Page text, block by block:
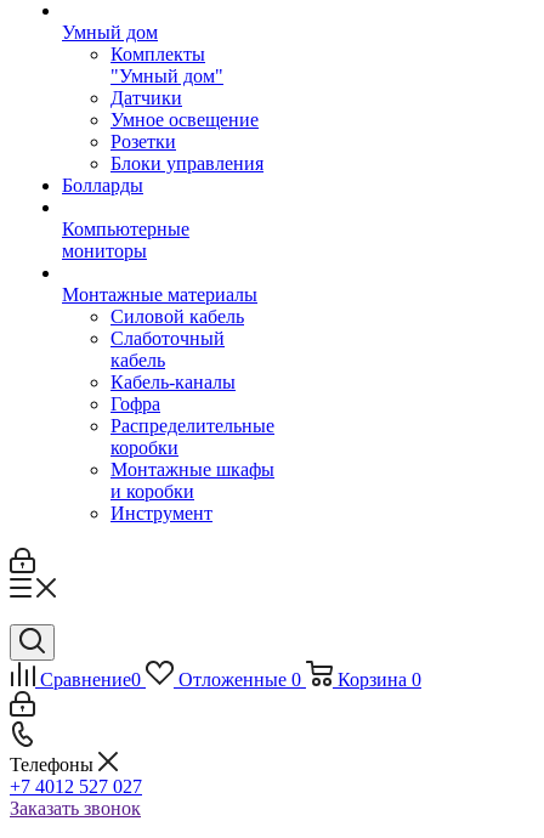
Умный дом
Комплекты
"Умный дом"
Датчики
Умное освещение
Розетки
Блоки управления
Болларды
Компьютерные
мониторы
Монтажные материалы
Силовой кабель
Слаботочный
кабель
Кабель-каналы
Гофра
Распределительные
коробки
Монтажные шкафы
и коробки
Инструмент
Сравнение0 Отложенные 0 Корзина 0
Телефоны
+7 4012 527 027
Заказать звонок